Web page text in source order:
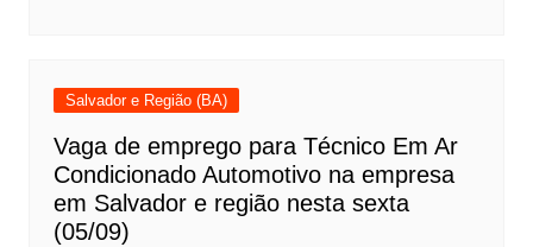
Salvador e Região (BA)
Vaga de emprego para Técnico Em Ar
Condicionado Automotivo na empresa
em Salvador e região nesta sexta
(05/09)